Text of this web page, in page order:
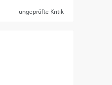
ungeprüfte Kritik